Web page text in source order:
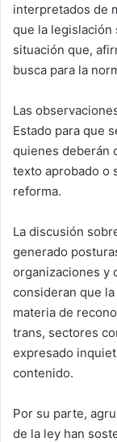
interpretados de
que la legislación
situación que,
busca para la
Las
Estado para que
quienes deberán
texto aprobado o
reforma.
La discusión
generado
organizaciones y
consideran que
materia de
trans, sectores
expresado
contenido.
Por su parte,
de la ley han